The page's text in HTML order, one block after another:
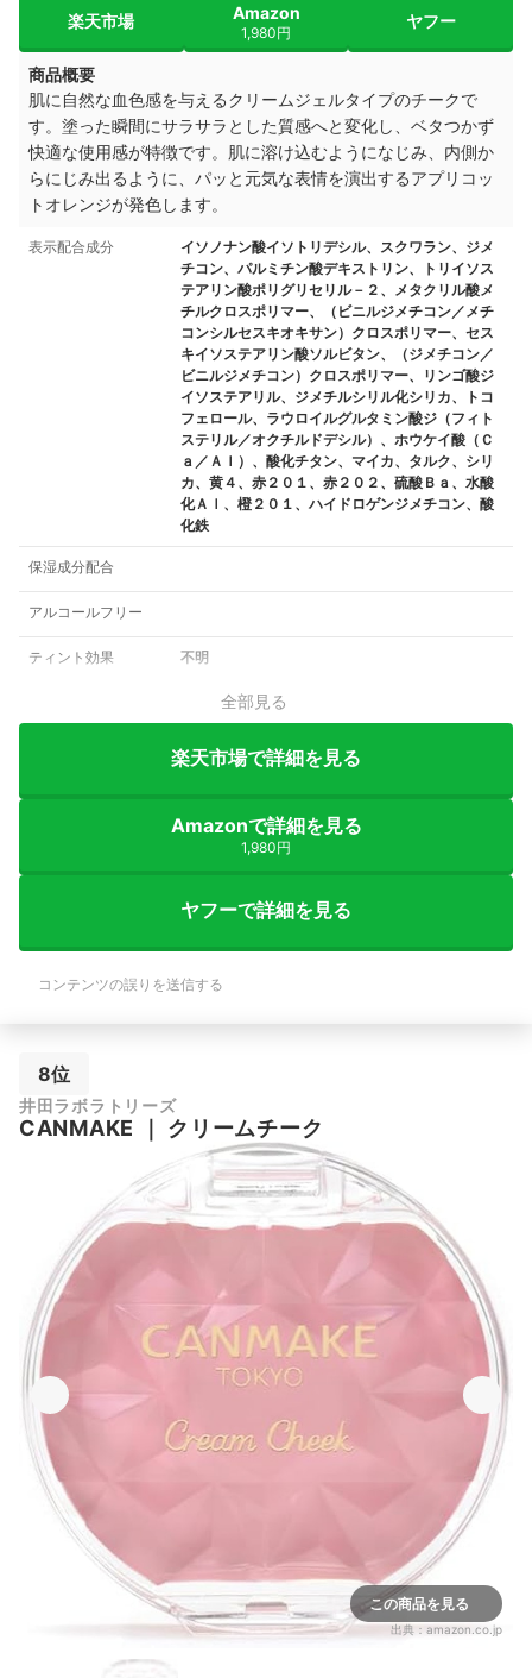
楽天市場 Amazon
1,980円
ヤフー
商品概要
肌に自然な血色感を与えるクリームジェルタイプのチークで
す。塗った瞬間にサラサラとした質感へと変化し、ベタつかず
快適な使用感が特徴です。肌に溶け込むようになじみ、内側か
らにじみ出るように、パッと元気な表情を演出するアプリコッ
トオレンジが発色します。
表示配合成分
イソノナン酸イソトリデシル、スクワラン、ジメ
チコン、パルミチン酸デキストリン、トリイソス
テアリン酸ポリグリセリル－２、メタクリル酸メ
チルクロスポリマー、（ビニルジメチコン／メチ
コンシルセスキオキサン）クロスポリマー、セス
キイソステアリン酸ソルビタン、（ジメチコン／
ビニルジメチコン）クロスポリマー、リンゴ酸ジ
イソステアリル、ジメチルシリル化シリカ、トコ
フェロール、ラウロイルグルタミン酸ジ（フィト
ステリル／オクチルドデシル）、ホウケイ酸（Ｃ
ａ／Ａｌ）、酸化チタン、マイカ、タルク、シリ
カ、黄４、赤２０１、赤２０２、硫酸Ｂａ、水酸
化Ａｌ、橙２０１、ハイドロゲンジメチコン、酸
化鉄
保湿成分配合
アルコールフリー
ティント効果 不明
全部見る
楽天市場で詳細を見る
Amazonで詳細を見る
1,980円
ヤフーで詳細を見る
コンテンツの誤りを送信する
8位
井田ラボラトリーズ
CANMAKE ｜ クリームチーク
この商品を見る
出典： amazon.co.jp